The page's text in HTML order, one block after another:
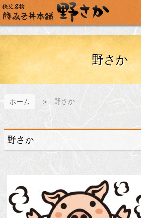
メ
イ
ン
コ
プ
野さか
ホーム 野さか
野さか